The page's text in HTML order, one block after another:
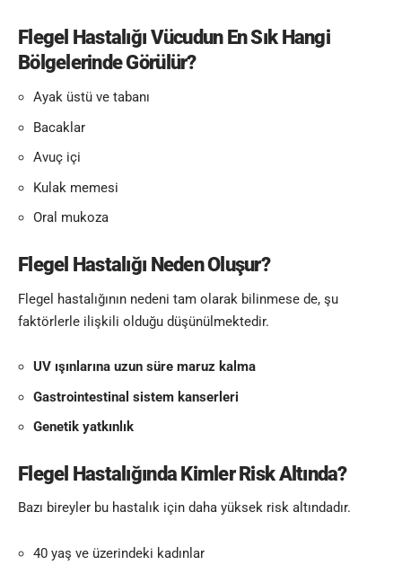
Flegel Hastalığı Vücudun En Sık Hangi
Bölgelerinde Görülür?
Ayak üstü ve tabanı
Bacaklar
Avuç içi
Kulak memesi
Oral mukoza
Flegel Hastalığı Neden Oluşur?
Flegel hastalığının nedeni tam olarak bilinmese de, şu
faktörlerle ilişkili olduğu düşünülmektedir.
UV ışınlarına uzun süre maruz kalma
Gastrointestinal sistem kanserleri
Genetik yatkınlık
Flegel Hastalığında Kimler Risk Altında?
Bazı bireyler bu hastalık için daha yüksek risk altındadır.
40 yaş ve üzerindeki kadınlar